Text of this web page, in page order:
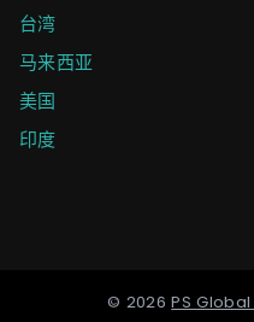
台湾
马来西亚
美国
印度
© 2026 PS